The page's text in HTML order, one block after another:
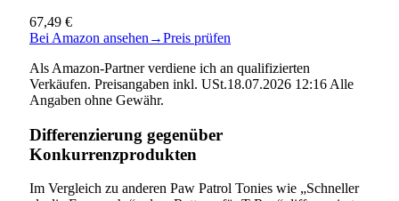
67,49 €
Bei Amazon ansehen →Preis prüfen
Als Amazon-Partner verdiene ich an qualifizierten
Verkäufen. Preisangaben inkl. USt.18.07.2026 12:16 Alle
Angaben ohne Gewähr.
Differenzierung gegenüber
Konkurrenzprodukten
Im Vergleich zu anderen Paw Patrol Tonies wie „Schneller